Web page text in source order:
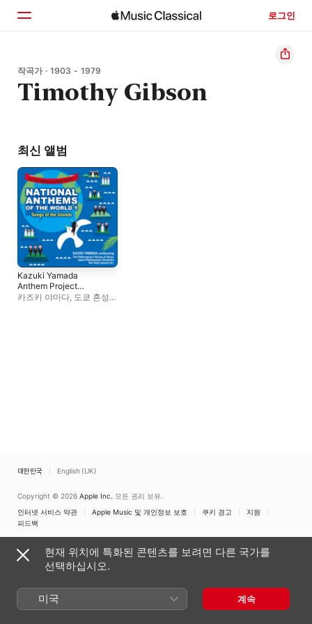
로그인
홈
둘러보기
작곡가 · 1903 - 1979
Timothy Gibson
최신 앨범
Kazuki Yamada
Anthem Project
National Anthems Of
카즈키 야마다, 도쿄 혼성
대한민국 English (UK)
Copyright © 2026 Apple Inc. 모든 권리 보유.
인터넷 서비스 약관
Apple Music 및 개인정보 보호 쿠키 경고
지원
피드백
현재 위치에 특화된 콘텐츠를 보려면 다른 국가를
선택하십시오.
미국 계속